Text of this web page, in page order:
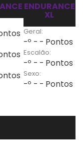
ENDURANCE
XL
Geral:
-º - - Pontos
Escalão:
-º - - Pontos
Sexo:
-º - - Pontos